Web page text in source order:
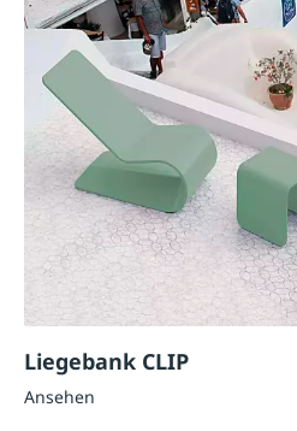
Liegebank CLIP
Ansehen